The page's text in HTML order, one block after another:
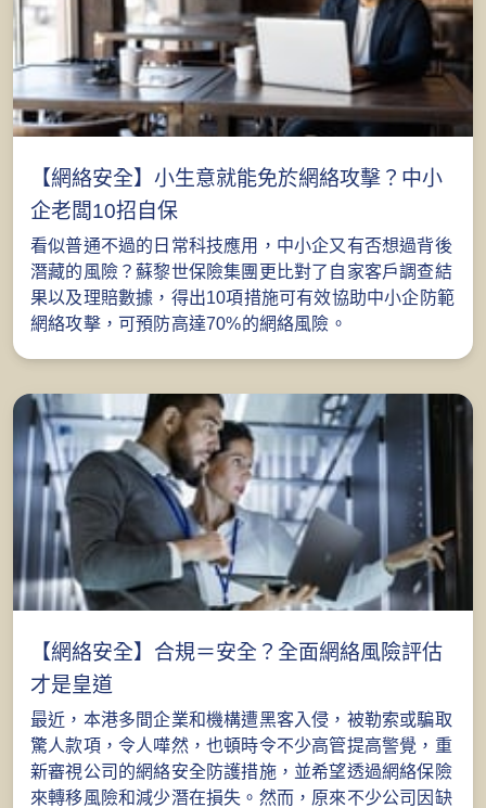
【網絡安全】小生意就能免於網絡攻擊？中小
企老闆10招自保
看似普通不過的日常科技應用，中小企又有否想過背後
潛藏的風險？蘇黎世保險集團更比對了自家客戶調查結
果以及理賠數據，得出10項措施可有效協助中小企防範
網絡攻擊，可預防高達70%的網絡風險。
【網絡安全】合規＝安全？全面網絡風險評估
才是皇道
最近，本港多間企業和機構遭黑客入侵，被勒索或騙取
驚人款項，令人嘩然，也頓時令不少高管提高警覺，重
新審視公司的網絡安全防護措施，並希望透過網絡保險
來轉移風險和減少潛在損失。然而，原來不少公司因缺